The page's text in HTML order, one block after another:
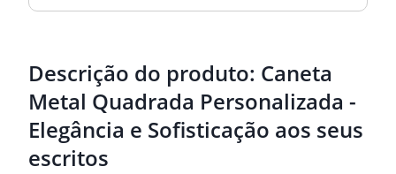
Descrição do produto: Caneta
Metal Quadrada Personalizada -
Elegância e Sofisticação aos seus
escritos